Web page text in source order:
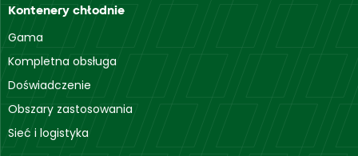
Kontenery chłodnie
Gama
Kompletna obsługa
Doświadczenie
Obszary zastosowania
Sieć i logistyka